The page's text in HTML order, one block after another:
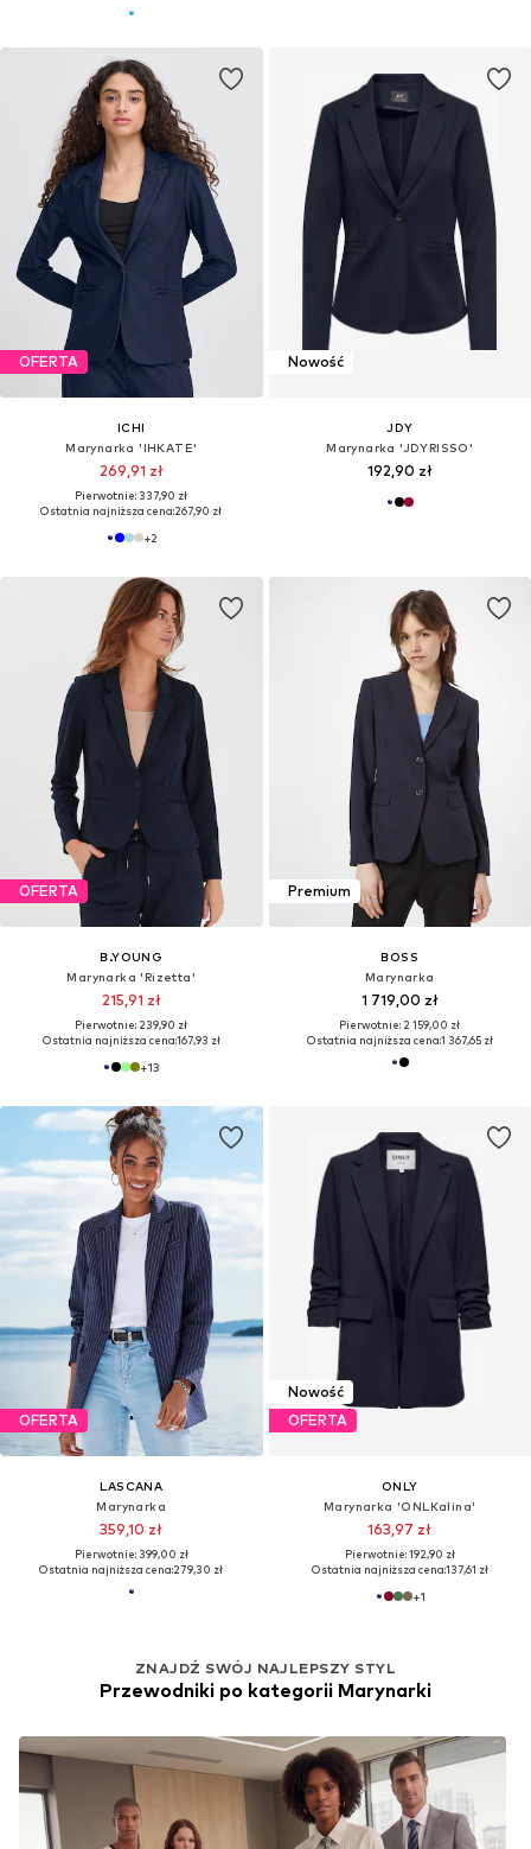
OFERTA
ICHI
Marynarka 'IHKATE'
269,91 zł
Pierwotnie: 337,90 zł
Ostatnia najniższa cena:267,90 zł
+2
Nowość
JDY
Marynarka 'JDYRISSO'
192,90 zł
OFERTA
B.YOUNG
Marynarka 'Rizetta'
215,91 zł
Pierwotnie: 239,90 zł
Ostatnia najniższa cena:167,93 zł
+13
Premium
BOSS
Marynarka
1 719,00 zł
Pierwotnie: 2 159,00 zł
Ostatnia najniższa cena:1 367,65 zł
OFERTA
LASCANA
Marynarka
359,10 zł
Pierwotnie: 399,00 zł
Ostatnia najniższa cena:279,30 zł
Nowość
OFERTA
ONLY
Marynarka 'ONLKalina'
163,97 zł
Pierwotnie: 192,90 zł
Ostatnia najniższa cena:137,61 zł
+1
ZNAJDŹ SWÓJ NAJLEPSZY STYL
Przewodniki po kategorii Marynarki